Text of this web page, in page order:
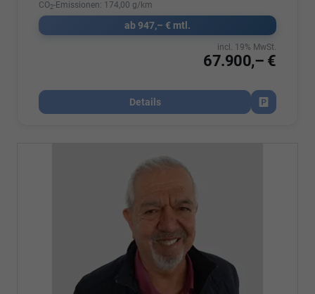
CO2-Emissionen: 174,00 g/km
ab 947,– € mtl.
67.900,– €
incl. 19% MwSt.
Details
Fahrzeug